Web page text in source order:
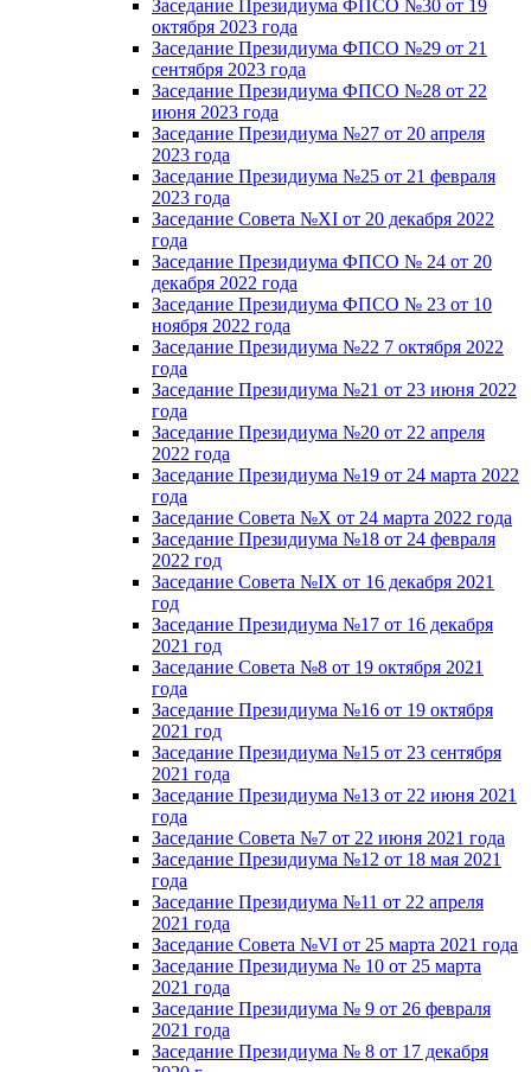
Заседание Президиума ФПСО №30 от 19
октября 2023 года
Заседание Президиума ФПСО №29 от 21
сентября 2023 года
Заседание Президиума ФПСО №28 от 22
июня 2023 года
Заседание Президиума №27 от 20 апреля
2023 года
Заседание Президиума №25 от 21 февраля
2023 года
Заседание Совета №XI от 20 декабря 2022
года
Заседание Президиума ФПСО № 24 от 20
декабря 2022 года
Заседание Президиума ФПСО № 23 от 10
ноября 2022 года
Заседание Президиума №22 7 октября 2022
года
Заседание Президиума №21 от 23 июня 2022
года
Заседание Президиума №20 от 22 апреля
2022 года
Заседание Президиума №19 от 24 марта 2022
года
Заседание Совета №X от 24 марта 2022 года
Заседание Президиума №18 от 24 февраля
2022 год
Заседание Совета №IX от 16 декабря 2021
год
Заседание Президиума №17 от 16 декабря
2021 год
Заседание Совета №8 от 19 октября 2021
года
Заседание Президиума №16 от 19 октября
2021 год
Заседание Президиума №15 от 23 сентября
2021 года
Заседание Президиума №13 от 22 июня 2021
года
Заседание Совета №7 от 22 июня 2021 года
Заседание Президиума №12 от 18 мая 2021
года
Заседание Президиума №11 от 22 апреля
2021 года
Заседание Совета №VI от 25 марта 2021 года
Заседание Президиума № 10 от 25 марта
2021 года
Заседание Президиума № 9 от 26 февраля
2021 года
Заседание Президиума № 8 от 17 декабря